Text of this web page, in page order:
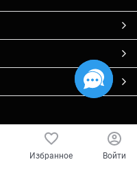
Избранное Войти